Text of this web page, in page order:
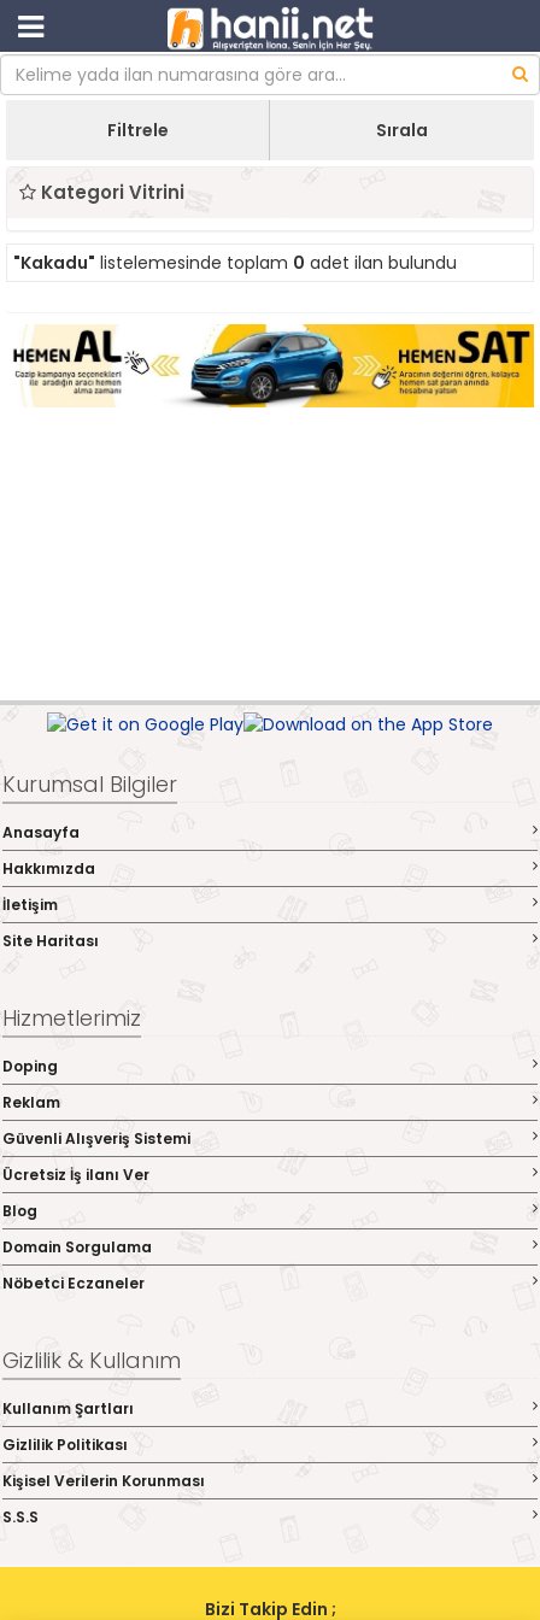
Filtrele Sırala
Kategori Vitrini
"Kakadu" listelemesinde toplam 0 adet ilan bulundu
Kurumsal Bilgiler
Anasayfa
Hakkımızda
İletişim
Site Haritası
Hizmetlerimiz
Doping
Reklam
Güvenli Alışveriş Sistemi
Ücretsiz İş ilanı Ver
Blog
Domain Sorgulama
Nöbetci Eczaneler
Gizlilik & Kullanım
Kullanım Şartları
Gizlilik Politikası
Kişisel Verilerin Korunması
S.S.S
Bizi Takip Edin ;